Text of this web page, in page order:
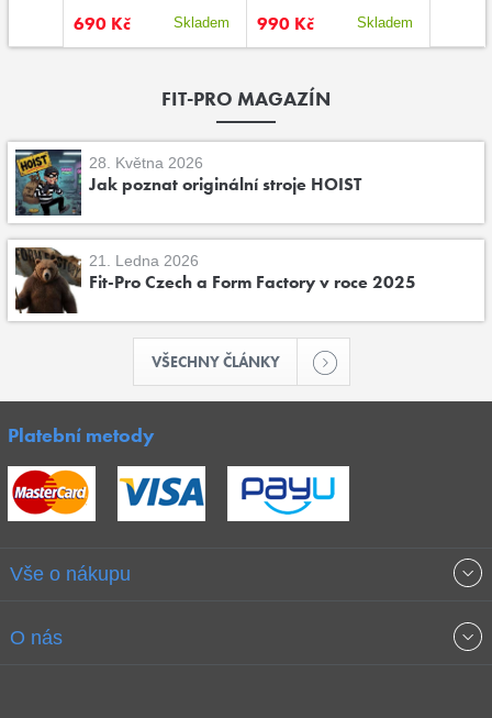
690 Kč Skladem 990 Kč Skladem
FIT-PRO MAGAZÍN
28. Května 2026
Jak poznat originální stroje HOIST
21. Ledna 2026
Fit-Pro Czech a Form Factory v roce 2025
VŠECHNY ČLÁNKY
Platební metody
Vše o nákupu
Obchodní podmínky
O nás